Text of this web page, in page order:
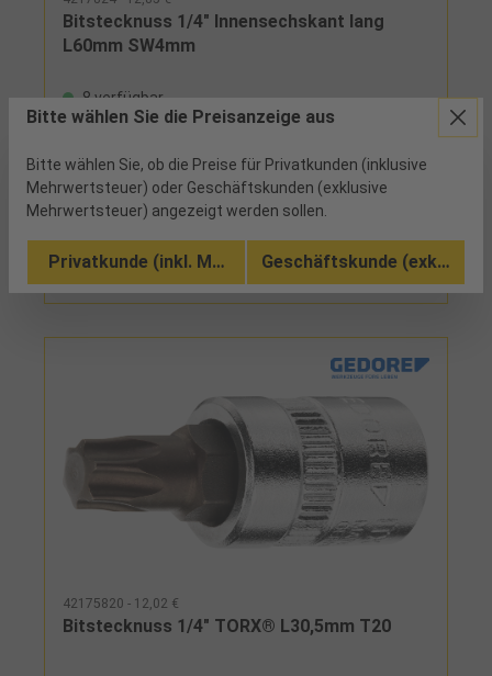
Bitstecknuss 1/4" Innensechskant lang
L60mm SW4mm
8 verfügbar
Vergleichen
Zu den Ausführungen (5)
42175820 - 12,02 €
Bitstecknuss 1/4" TORX® L30,5mm T20
Bitte wählen Sie die Preisanzeige aus
Bitte wählen Sie, ob die Preise für Privatkunden (inklusive
Mehrwertsteuer) oder Geschäftskunden (exklusive
Mehrwertsteuer) angezeigt werden sollen.
Privatkunde (inkl. MwSt.) Geschäftskunde (exkl.